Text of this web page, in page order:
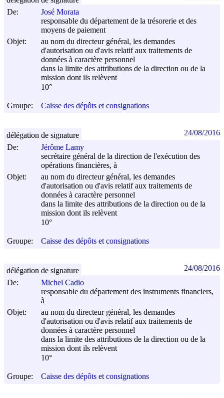
De:
José Morata
responsable du département de la trésorerie et des
moyens de paiement
Objet:
au nom du directeur général, les demandes
d'autorisation ou d'avis relatif aux traitements de
données à caractère personnel
dans la limite des attributions de la direction ou de la
mission dont ils relèvent
10°
Groupe: Caisse des dépôts et consignations
De:
Jérôme Lamy
secrétaire général de la direction de l'exécution des
opérations financières, à
Objet:
au nom du directeur général, les demandes
d'autorisation ou d'avis relatif aux traitements de
données à caractère personnel
dans la limite des attributions de la direction ou de la
mission dont ils relèvent
10°
Groupe: Caisse des dépôts et consignations
délégation de signature 24/08/2016
De:
Michel Cadio
responsable du département des instruments financiers,
à
Objet:
au nom du directeur général, les demandes
d'autorisation ou d'avis relatif aux traitements de
données à caractère personnel
dans la limite des attributions de la direction ou de la
mission dont ils relèvent
10°
Groupe: Caisse des dépôts et consignations
délégation de signature 24/08/2016